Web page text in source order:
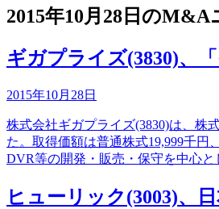
2015年10月28日のM&A
ギガプライズ(3830)、
2015年10月28日
株式会社ギガプライズ(3830)は、株
た。取得価額は普通株式19,999千円
DVR等の開発・販売・保守を中心と
ヒューリック(3003)、